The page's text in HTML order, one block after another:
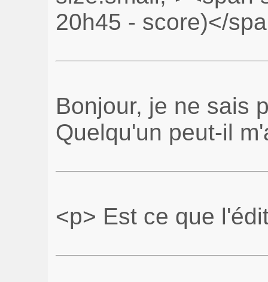
Bonjour, je ne sais
Quelqu'un peut-il
<p> Est ce que